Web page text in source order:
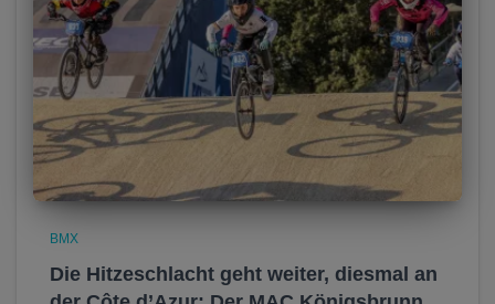
BMX
Die Hitzeschlacht geht weiter, diesmal an